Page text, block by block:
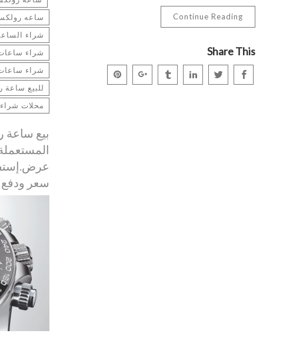
ساعه
شراء
شراء
شراء
للبيع
محلات
سعر
Continue Reading
Share This